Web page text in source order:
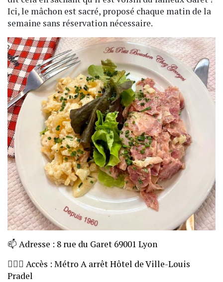
Ici, le mâchon est sacré, proposé chaque matin de la
semaine sans réservation nécessaire.
📫 Adresse : 8 rue du Garet 69001 Lyon
🏃🏼‍♀️ Accès : Métro A arrêt Hôtel de Ville-Louis
Pradel